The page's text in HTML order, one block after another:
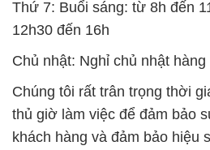
Thứ 7: Buổi sáng: từ 8h đến
12h30 đến 16h
Chủ nhật: Nghỉ chủ nhật hàng
Chúng tôi rất trân trọng thời
thủ giờ làm việc để đảm bảo
khách hàng và đảm bảo hiệu